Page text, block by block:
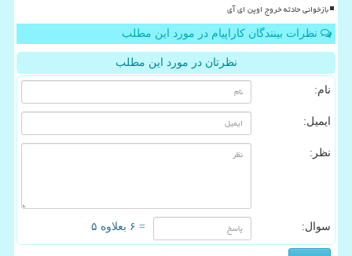
بازخوانی حادثه خروج اوپن ای آی
نظرات بینندگان کاراپیام در مورد این مطلب
نظرتان در مورد این مطلب
نام:
ایمیل:
نظر:
سوال: = ۶ بعلاوه ۵